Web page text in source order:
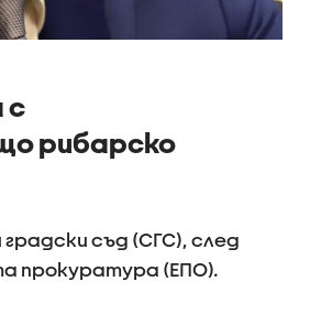
с
рибарско
съд (СГС), след
прокуратура (ЕПО).